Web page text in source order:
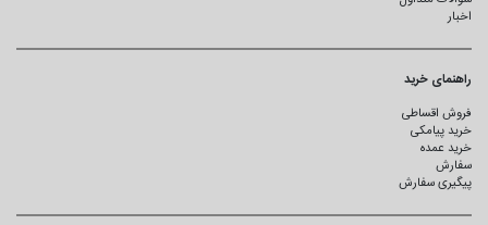
اخبار
راهنمای خرید
فروش اقساطی
خرید پیامکی
خرید عمده
سفارش
پیگیری سفارش